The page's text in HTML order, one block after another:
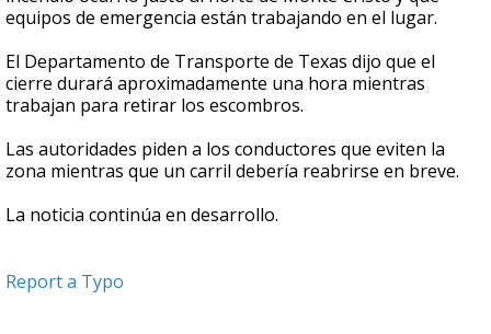
equipos de emergencia están trabajando en el lugar.
El Departamento de Transporte de Texas dijo que el
cierre durará aproximadamente una hora mientras
trabajan para retirar los escombros.
Las autoridades piden a los conductores que eviten la
zona mientras que un carril debería reabrirse en breve.
La noticia continúa en desarrollo.
Report a Typo